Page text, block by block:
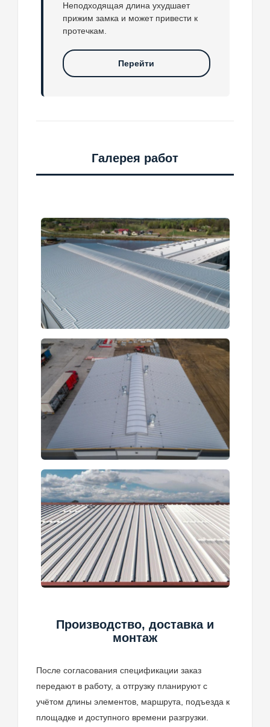
Неподходящая длина ухудшает
прижим замка и может привести к
протечкам.
Перейти
Галерея работ
Производство, доставка и
монтаж
После согласования спецификации заказ
передают в работу, а отгрузку планируют с
учётом длины элементов, маршрута, подъезда к
площадке и доступного времени разгрузки.